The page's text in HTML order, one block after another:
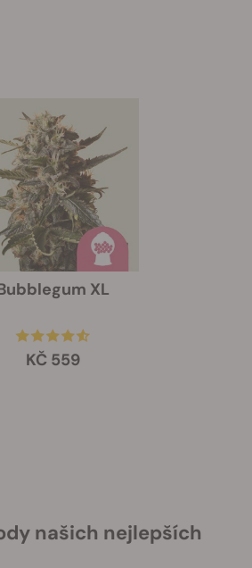
XL
KČ 559
našich nejlepších